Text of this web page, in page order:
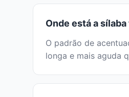
Onde está a
O padrão de
longa e mais aguda